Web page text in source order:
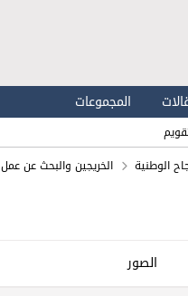
المجموعات
الوطنية الخريجين والبحث عن عمل
الصور